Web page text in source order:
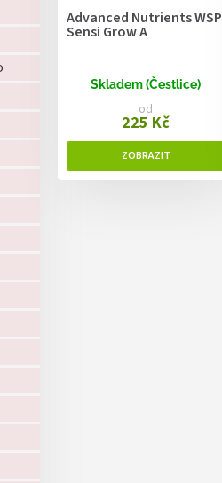
Advanced Nutrients WSP
Sensi Grow A
Skladem (Čestlice)
od
225 Kč